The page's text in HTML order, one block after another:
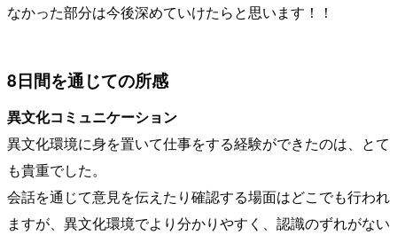
なかった部分は今後深めていけたらと思います！！
8日間を通じての所感
異文化コミュニケーション
異文化環境に身を置いて仕事をする経験ができたのは、とて
も貴重でした。
会話を通じて意見を伝えたり確認する場面はどこでも行われ
ますが、異文化環境でより分かりやすく、認識のずれがない